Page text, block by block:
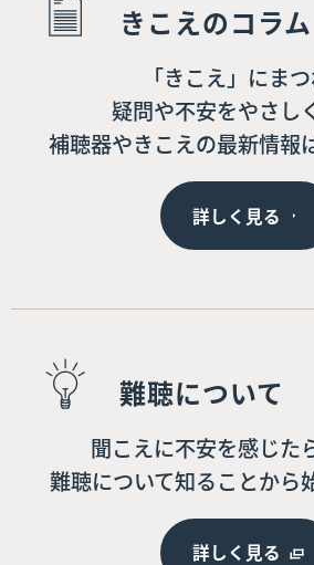
きこえのコラム
「きこえ」にま
疑問や不安をやさし
補聴器やきこえの最新情報
詳しく見る
難聴について
聞こえに不安を感じた
難聴について知ることから
詳しく見る